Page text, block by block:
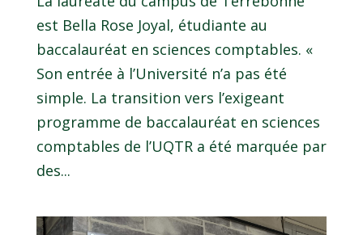
est Bella Rose Joyal, étudiante au
baccalauréat en sciences comptables. «
Son entrée à l’Université n’a pas été
simple. La transition vers l’exigeant
programme de baccalauréat en sciences
comptables de l’UQTR a été marquée par
des...